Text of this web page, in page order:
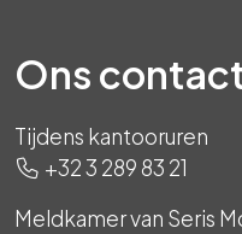
Ons
Tijdens kantooruren
+32 3 289 83 21
Meldkamer van Seris